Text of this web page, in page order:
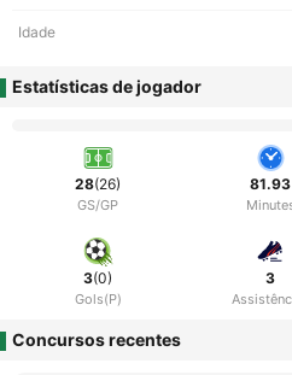
Idade
Estatísticas de jogador
28(26)
GS/GP
81.93
3(0)
Gols(P)
3
Concursos recentes